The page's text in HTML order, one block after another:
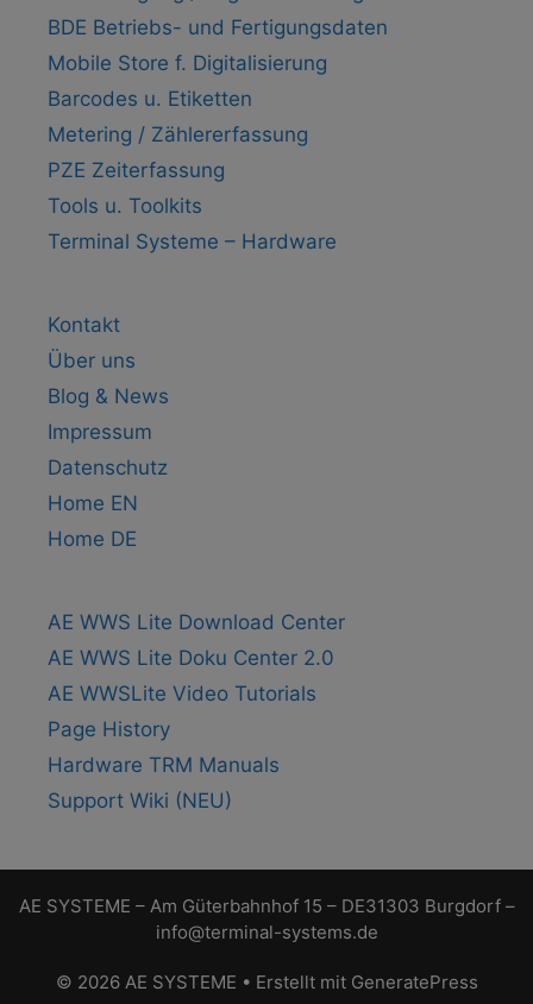
BDE Betriebs- und Fertigungsdaten
Mobile Store f. Digitalisierung
Barcodes u. Etiketten
Metering / Zählererfassung
PZE Zeiterfassung
Tools u. Toolkits
Terminal Systeme – Hardware
Kontakt
Über uns
Blog & News
Impressum
Datenschutz
Home EN
Home DE
AE WWS Lite Download Center
AE WWS Lite Doku Center 2.0
AE WWSLite Video Tutorials
Page History
Hardware TRM Manuals
Support Wiki (NEU)
AE SYSTEME – Am Güterbahnhof 15 – DE31303 Burgdorf –
info@terminal-systems.de
© 2026 AE SYSTEME • Erstellt mit GeneratePress